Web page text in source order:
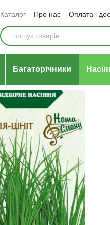
Каталог Про нас Оплата і
Відгуки про магазин
Угода
Багаторічники